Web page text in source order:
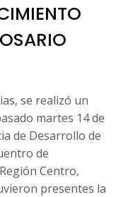
se realizó un
martes 14 de
de Desarrollo de
de
Centro,
presentes la